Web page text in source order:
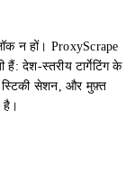
न हों। ProxyScrape
हैं: देश-स्तरीय टार्गेटिंग के
स्टिकी सेशन, और मुफ़्त
है।